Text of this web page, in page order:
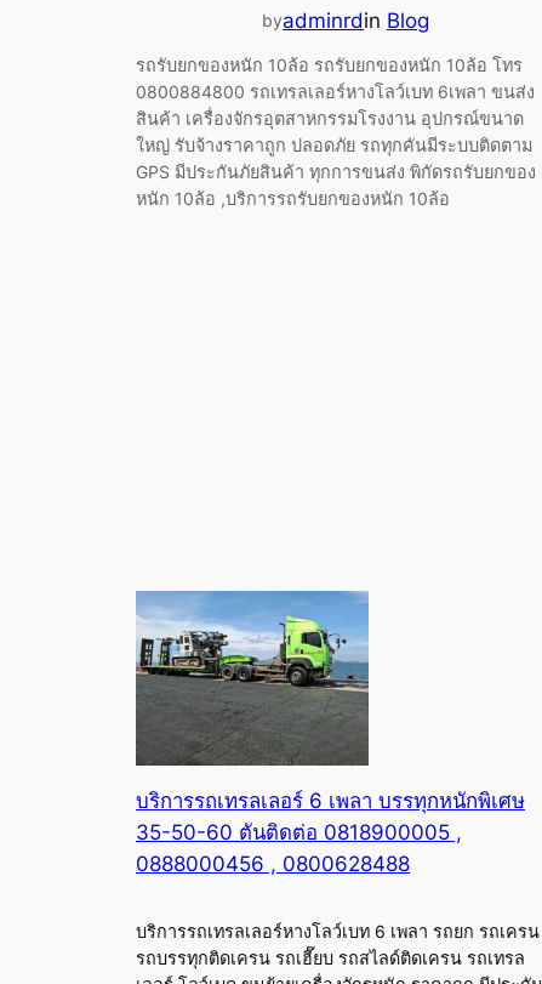
byadminrdin Blog
รถรับยกของหนัก 10ล้อ รถรับยกของหนัก 10ล้อ โทร
0800884800 รถเทรลเลอร์หางโลว์เบท 6เพลา ขนส่ง
สินค้า เครื่องจักรอุตสาหกรรมโรงงาน อุปกรณ์ขนาด
ใหญ่ รับจ้างราคาถูก ปลอดภัย รถทุกคันมีระบบติดตาม
GPS มีประกันภัยสินค้า ทุกการขนส่ง พิกัดรถรับยกของ
หนัก 10ล้อ ,บริการรถรับยกของหนัก 10ล้อ
บริการรถเทรลเลอร์ 6 เพลา บรรทุกหนักพิเศษ
35-50-60 ตันติดต่อ 0818900005 ,
0888000456 , 0800628488
บริการรถเทรลเลอร์หางโลว์เบท 6 เพลา รถยก รถเครน
รถบรรทุกติดเครน รถเฮี๊ยบ รถสไลด์ติดเครน รถเทรล